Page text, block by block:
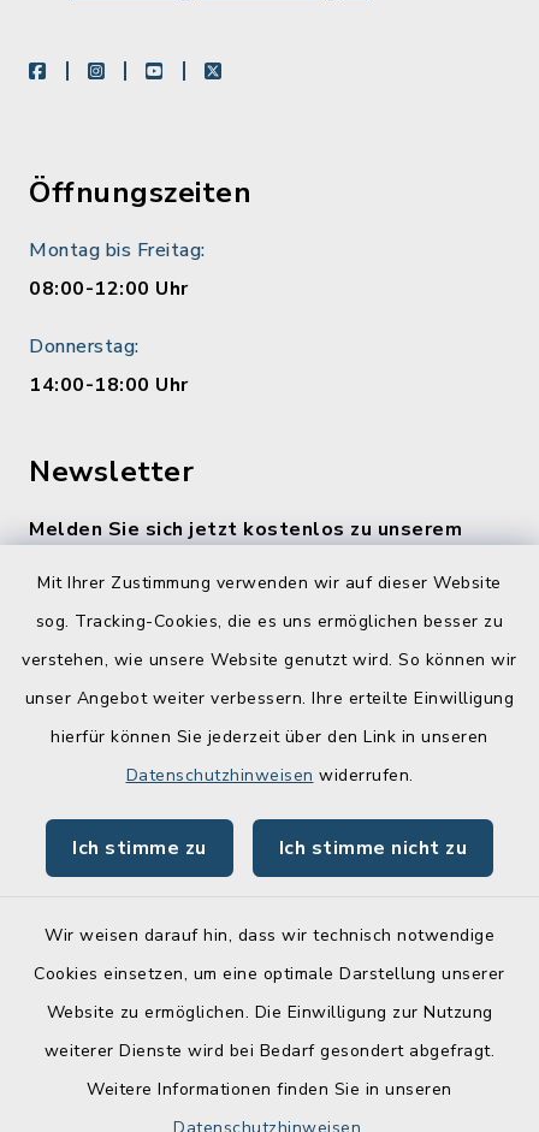
Mit Ihrer Zustimmung verwenden wir auf dieser Website
sog. Tracking-Cookies, die es uns ermöglichen besser zu
verstehen, wie unsere Website genutzt wird. So können wir
unser Angebot weiter verbessern. Ihre erteilte Einwilligung
hierfür können Sie jederzeit über den Link in unseren
Datenschutzhinweisen widerrufen.
Ich stimme zu Ich stimme nicht zu
Wir weisen darauf hin, dass wir technisch notwendige
Cookies einsetzen, um eine optimale Darstellung unserer
Website zu ermöglichen. Die Einwilligung zur Nutzung
weiterer Dienste wird bei Bedarf gesondert abgefragt.
Weitere Informationen finden Sie in unseren
facebookinstagramyoutubeX
Öffnungszeiten
Montag bis Freitag:
08:00-12:00 Uhr
Donnerstag:
14:00-18:00 Uhr
Newsletter
Melden Sie sich jetzt kostenlos zu unserem
Quicklinks
Lebenslagen
Online-Service
Barrierefreiheit